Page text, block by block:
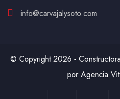
info@carvajalysoto.com
© Copyright 2026 -
por Agencia